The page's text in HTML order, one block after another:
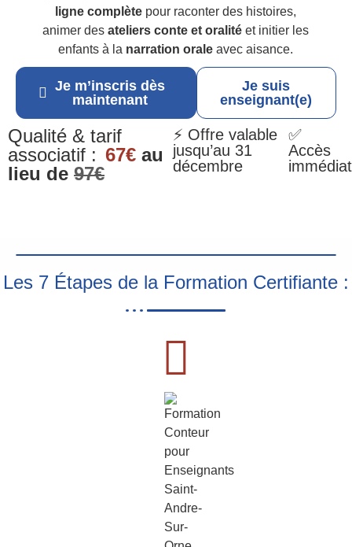
ligne complète pour raconter des histoires,
animer desateliers conte et oralité et initier les
enfants à la narration orale avec aisance.
Je m’inscris dès
maintenant
Je suis
enseignant(e)
Qualité & tarif
associatif : 67€ au
lieu de 97€
⚡ Offre valable
jusqu’au 31
décembre
✅
Accès
immédiat
Les 7 Étapes de la Formation Certifiante :